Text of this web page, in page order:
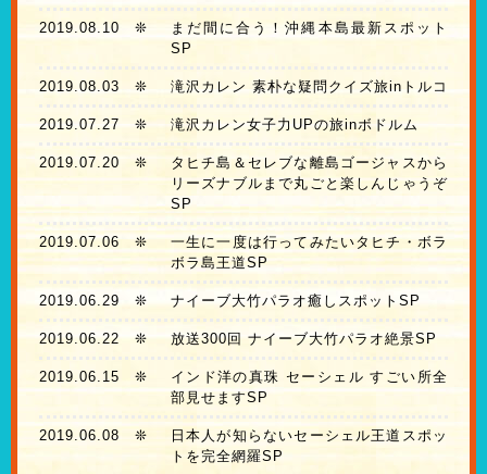
2019.08.10 ❊
まだ間に合う！沖縄本島最新スポット
SP
2019.08.03 ❊ 滝沢カレン 素朴な疑問クイズ旅inトルコ
2019.07.27 ❊ 滝沢カレン女子力UPの旅inボドルム
2019.07.20 ❊
タヒチ島＆セレブな離島ゴージャスから
リーズナブルまで丸ごと楽しんじゃうぞ
SP
2019.07.06❊
一生に一度は行ってみたいタヒチ・ボラ
ボラ島王道SP
2019.06.29 ❊ ナイーブ大竹パラオ癒しスポットSP
2019.06.22 ❊ 放送300回 ナイーブ大竹パラオ絶景SP
2019.06.15 ❊
インド洋の真珠 セーシェル すごい所全
部見せますSP
2019.06.08 ❊
日本人が知らないセーシェル王道スポッ
トを完全網羅SP